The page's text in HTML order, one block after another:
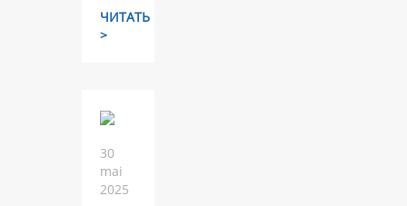
ЧИТАТЬ
>
30
mai
2025